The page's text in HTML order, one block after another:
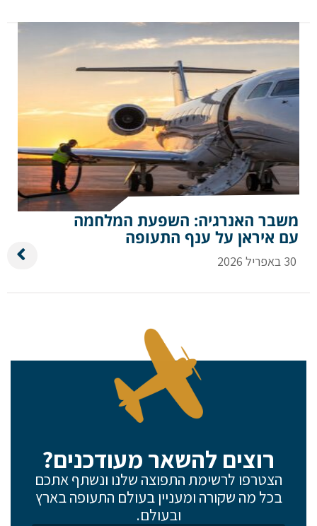
משבר האנרגיה: השפעת המלחמה
עם איראן על ענף התעופה
30 באפריל 2026
רוצים להשאר מעודכנים?
הצטרפו לרשימת התפוצה שלנו ונשתף אתכם
בכל מה שקורה ומעניין בעולם התעופה בארץ
ובעולם.